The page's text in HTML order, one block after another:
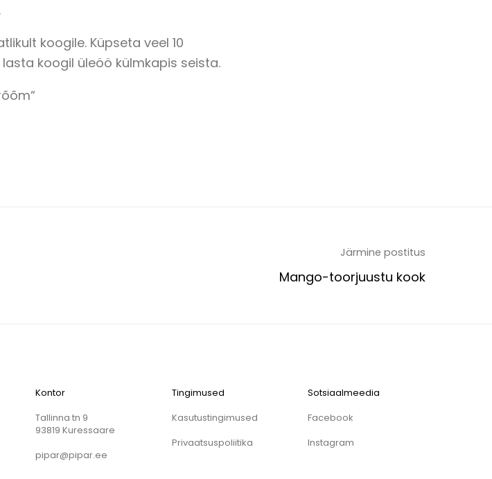
koogile. Küpseta veel 10
koogil üleöö külmkapis seista.
Järmine postitus
Mango-toorjuustu kook
Kontor
Tallinna tn 9
93819 Kuressaare
pipar@pipar.ee
Tingimused
Kasutustingimused
Privaatsuspoliitika
Sotsiaalmeedia
Facebook
Instagram